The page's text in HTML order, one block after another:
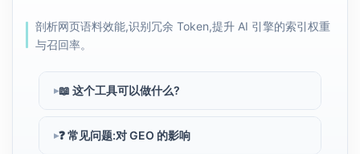
剖析网页语料效能,识别冗余 Token,提升 AI 引擎的索引权重
与召回率。
📖 这个工具可以做什么?
❓ 常见问题:对 GEO 的影响